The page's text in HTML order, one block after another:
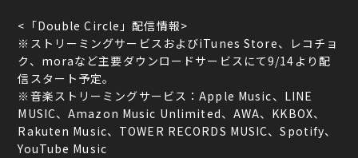
<「Double Circle」配信情報>
※ストリーミングサービスおよびiTunes Store、レコチョ
ク、moraなど主要ダウンロードサービスにて9/14より配
信スタート予定。
※音楽ストリーミングサービス：Apple Music、LINE
MUSIC、Amazon Music Unlimited、AWA、KKBOX、
Rakuten Music、TOWER RECORDS MUSIC、Spotify、
YouTube Music